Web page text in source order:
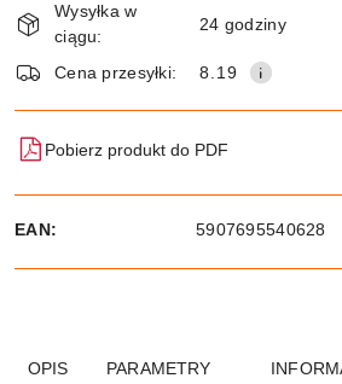
i
dostawa
Wysyłka w
ciągu:
24 godziny
Cena przesyłki: 8.19
Pobierz produkt do PDF
EAN: 5907695540628
OPIS PARAMETRY